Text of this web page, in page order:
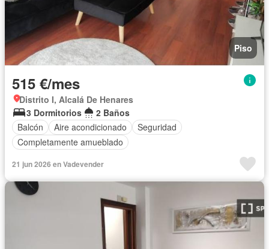
Piso
515 €/mes
Distrito I, Alcalá De Henares
3 Dormitorios
2 Baños
Balcón
Aire acondicionado
Seguridad
Completamente amueblado
21 jun 2026 en Vadevender